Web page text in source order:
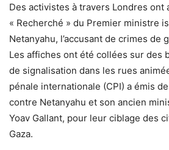
Des activistes à travers Londres ont
« Recherché » du Premier ministre
Netanyahu, l’accusant de crimes de
Les affiches ont été collées sur des
de signalisation dans les rues
pénale internationale (CPI) a émis
contre Netanyahu et son ancien
Yoav Gallant, pour leur ciblage des
Gaza.